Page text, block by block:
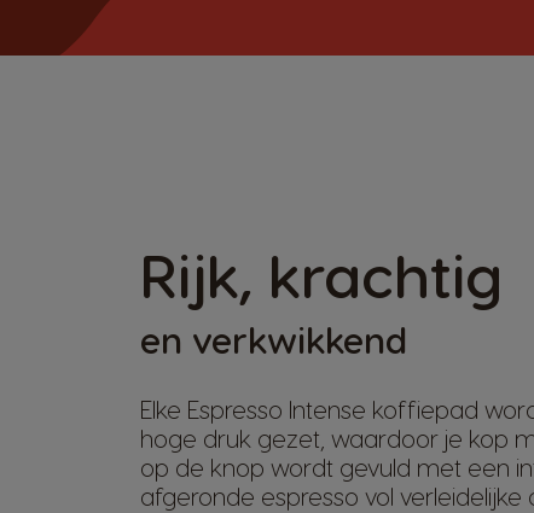
Rijk, krachtig
en verkwikkend
Elke Espresso Intense koffiepad
hoge druk gezet, waardoor je kop
op de knop wordt gevuld met een
afgeronde espresso vol verleidelijke